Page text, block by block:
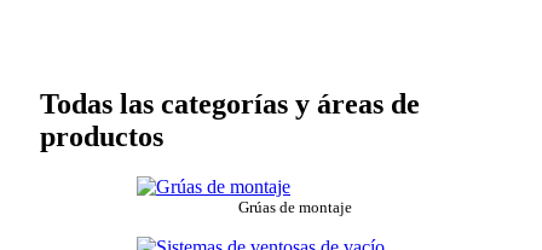
Todas las categorías y áreas de
productos
Grúas de montaje